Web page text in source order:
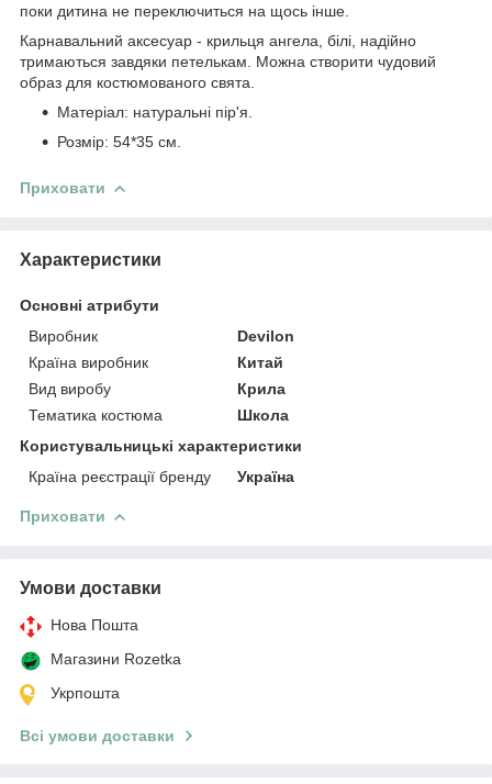
поки дитина не переключиться на щось інше.
Карнавальний аксесуар - крильця ангела, білі, надійно
тримаються завдяки петелькам. Можна створити чудовий
образ для костюмованого свята.
Матеріал: натуральні пір'я.
Розмір: 54*35 см.
Приховати
Характеристики
Основні атрибути
Виробник
Devilon
Країна виробник
Китай
Вид виробу
Крила
Тематика костюма
Школа
Користувальницькі характеристики
Країна реєстрації бренду
Україна
Приховати
Умови доставки
Нова Пошта
Магазини Rozetka
Укрпошта
Всі умови доставки